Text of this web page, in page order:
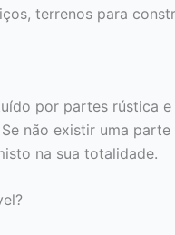
terrenos para
por partes rústica
não existir uma
na sua totalidade.